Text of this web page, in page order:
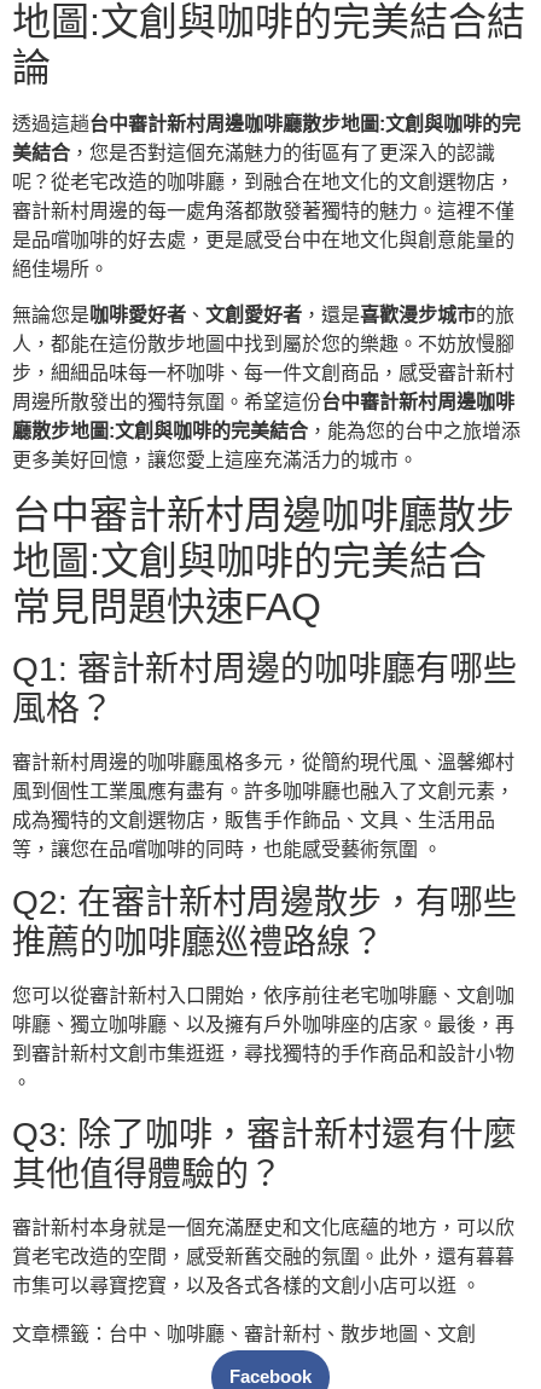
地圖:文創與咖啡的完美結合結
論
透過這趟台中審計新村周邊咖啡廳散步地圖:文創與咖啡的完
美結合 ，您是否對這個充滿魅力的街區有了更深入的認識
呢？從老宅改造的咖啡廳，到融合在地文化的文創選物店，
審計新村周邊的每一處角落都散發著獨特的魅力。這裡不僅
是品嚐咖啡的好去處，更是感受台中在地文化與創意能量的
絕佳場所。
無論您是咖啡愛好者 、 文創愛好者 ，還是喜歡漫步城市的旅
人，都能在這份散步地圖中找到屬於您的樂趣。不妨放慢腳
步，細細品味每一杯咖啡、每一件文創商品，感受審計新村
周邊所散發出的獨特氛圍。希望這份台中審計新村周邊咖啡
廳散步地圖:文創與咖啡的完美結合 ，能為您的台中之旅增添
更多美好回憶，讓您愛上這座充滿活力的城市。
台中審計新村周邊咖啡廳散步
地圖:文創與咖啡的完美結合
常見問題快速FAQ
Q1: 審計新村周邊的咖啡廳有哪些
風格？
審計新村周邊的咖啡廳風格多元，從簡約現代風、溫馨鄉村
風到個性工業風應有盡有。許多咖啡廳也融入了文創元素，
成為獨特的文創選物店，販售手作飾品、文具、生活用品
等，讓您在品嚐咖啡的同時，也能感受藝術氛圍 。
Q2: 在審計新村周邊散步，有哪些
推薦的咖啡廳巡禮路線？
您可以從審計新村入口開始，依序前往老宅咖啡廳、文創咖
啡廳、獨立咖啡廳、以及擁有戶外咖啡座的店家。最後，再
到審計新村文創市集逛逛，尋找獨特的手作商品和設計小物
。
Q3: 除了咖啡，審計新村還有什麼
其他值得體驗的？
審計新村本身就是一個充滿歷史和文化底蘊的地方，可以欣
賞老宅改造的空間，感受新舊交融的氛圍。此外，還有暮暮
市集可以尋寶挖寶，以及各式各樣的文創小店可以逛 。
文章標籤： 台中 、 咖啡廳 、 審計新村 、 散步地圖 、 文創
Facebook